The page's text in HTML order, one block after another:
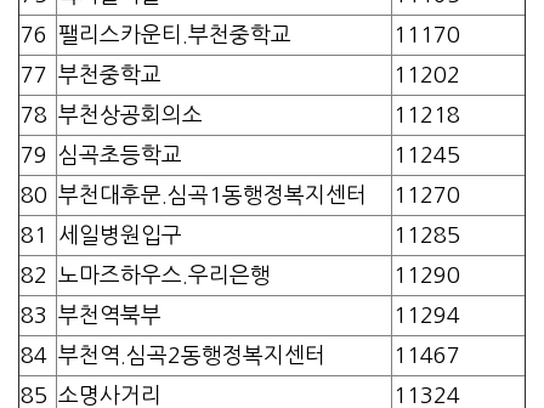
76
팰리스카운티.부천중학교
11170
77 부천중학교
11202
78 부천상공회의소
11218
79
심곡초등학교
11245
80 부천대후문.심곡1동행정복지센터
11270
81
세일병원입구
11285
82
노마즈하우스.우리은행
11290
83
부천역북부
11294
84 부천역.심곡2동행정복지센터
11467
85
소명사거리
11324